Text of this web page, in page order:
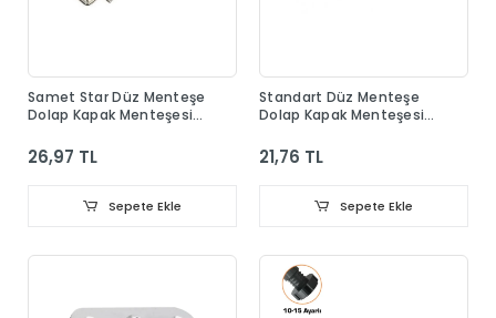
Samet Star Düz Menteşe
Dolap Kapak Menteşesi
26,97 TL
Sepete Ekle
Standart Düz Menteşe
Dolap Kapak Menteşesi
21,76 TL
Sepete Ekle